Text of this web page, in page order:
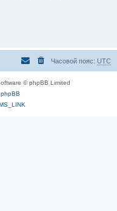
Часовой пояс: UTC
© phpBB Limited